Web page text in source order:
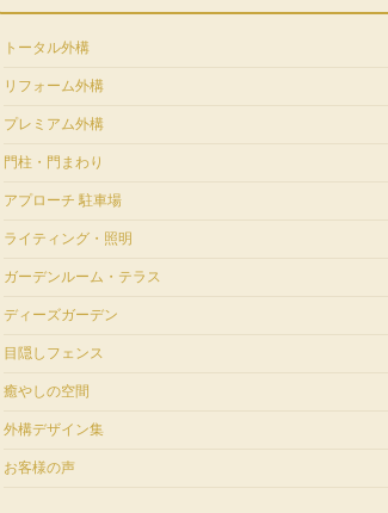
トータル外構
リフォーム外構
プレミアム外構
門柱・門まわり
アプローチ 駐車場
ライティング・照明
ガーデンルーム・テラス
ディーズガーデン
目隠しフェンス
癒やしの空間
外構デザイン集
お客様の声